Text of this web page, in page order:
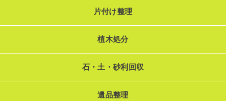
片付け整理
植木処分
石・土・砂利回収
遺品整理